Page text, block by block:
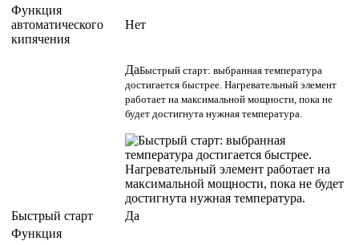
Функция
автоматического
кипячения
Нет
ДаБыстрый старт: выбранная температура
достигается быстрее. Нагревательный элемент
работает на максимальной мощности, пока не
будет достигнута нужная температура.
Быстрый старт
Да
Функция